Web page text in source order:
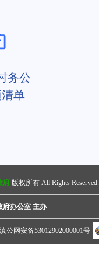
务公
单
府 版权所有 All Rights Reserved.
府办公室 主办
滇公网安备53012902000001号